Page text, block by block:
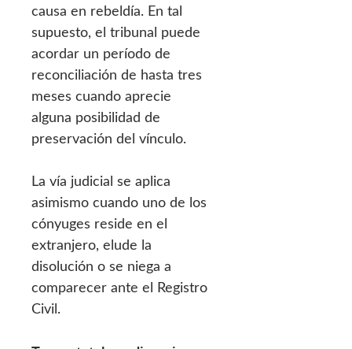
causa en rebeldía. En tal
supuesto, el tribunal puede
acordar un período de
reconciliación de hasta tres
meses cuando aprecie
alguna posibilidad de
preservación del vínculo.
La vía judicial se aplica
asimismo cuando uno de los
cónyuges reside en el
extranjero, elude la
disolución o se niega a
comparecer ante el Registro
Civil.